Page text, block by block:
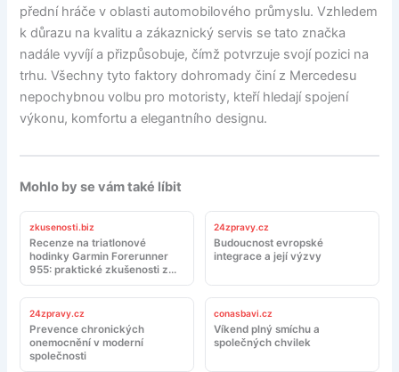
přední hráče v oblasti automobilového průmyslu. Vzhledem
k důrazu na kvalitu a zákaznický servis se tato značka
nadále vyvíjí a přizpůsobuje, čímž potvrzuje svojí pozici na
trhu. Všechny tyto faktory dohromady činí z Mercedesu
nepochybnou volbu pro motoristy, kteří hledají spojení
výkonu, komfortu a elegantního designu.
Mohlo by se vám také líbit
zkusenosti.biz
Recenze na triatlonové
hodinky Garmin Forerunner
955: praktické zkušenosti z
tréninku a závodů
24zpravy.cz
Budoucnost evropské
integrace a její výzvy
24zpravy.cz
Prevence chronických
onemocnění v moderní
společnosti
conasbavi.cz
Víkend plný smíchu a
společných chvilek